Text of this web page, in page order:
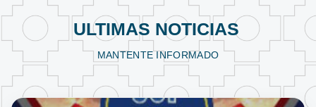
ULTIMAS NOTICIAS
MANTENTE INFORMADO